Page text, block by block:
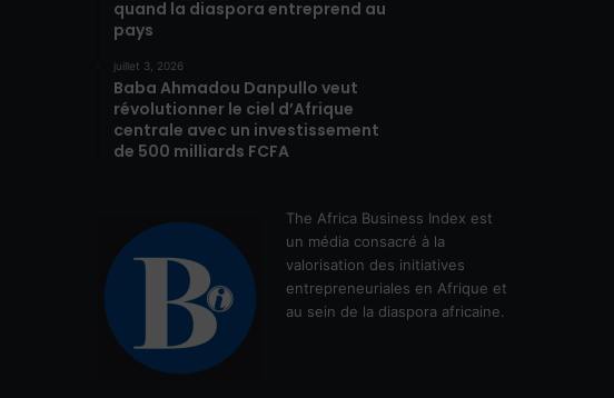
quand la diaspora entreprend au
pays
juillet 3, 2026
Baba Ahmadou Danpullo veut
révolutionner le ciel d’Afrique
centrale avec un investissement
de 500 milliards FCFA
The Africa Business Index est
un média consacré à la
valorisation des initiatives
entrepreneuriales en Afrique et
au sein de la diaspora africaine.